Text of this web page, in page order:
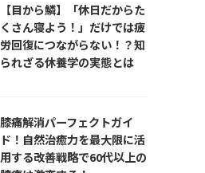
【目から鱗】「休日だからた
くさん寝よう！」だけでは疲
労回復につながらない！？知
られざる休養学の実態とは
膝痛解消パーフェクトガイ
ド！自然治癒力を最大限に活
用する改善戦略で60代以上の